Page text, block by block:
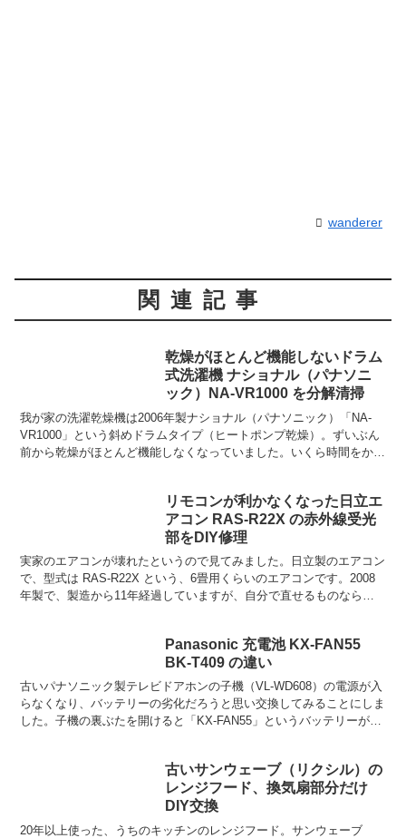
wanderer
関連記事
乾燥がほとんど機能しないドラム
式洗濯機 ナショナル（パナソニ
ック）NA-VR1000 を分解清掃
我が家の洗濯乾燥機は2006年製ナショナル（パナソニック）「NA-
VR1000」という斜めドラムタイプ（ヒートポンプ乾燥）。ずいぶん
前から乾燥がほとんど機能しなくなっていました。いくら時間をかけ
リモコンが利かなくなった日立エ
アコン RAS-R22X の赤外線受光
部をDIY修理
実家のエアコンが壊れたというので見てみました。日立製のエアコン
で、型式は RAS-R22X という、6畳用くらいのエアコンです。2008
年製で、製造から11年経過していますが、自分で直せるものなら直
Panasonic 充電池 KX-FAN55
BK-T409 の違い
古いパナソニック製テレビドアホンの子機（VL-WD608）の電源が入
らなくなり、バッテリーの劣化だろうと思い交換してみることにしま
した。子機の裏ぶたを開けると「KX-FAN55」というバッテリーが使
古いサンウェーブ（リクシル）の
レンジフード、換気扇部分だけ
DIY交換
20年以上使った、うちのキッチンのレンジフード。サンウェーブ